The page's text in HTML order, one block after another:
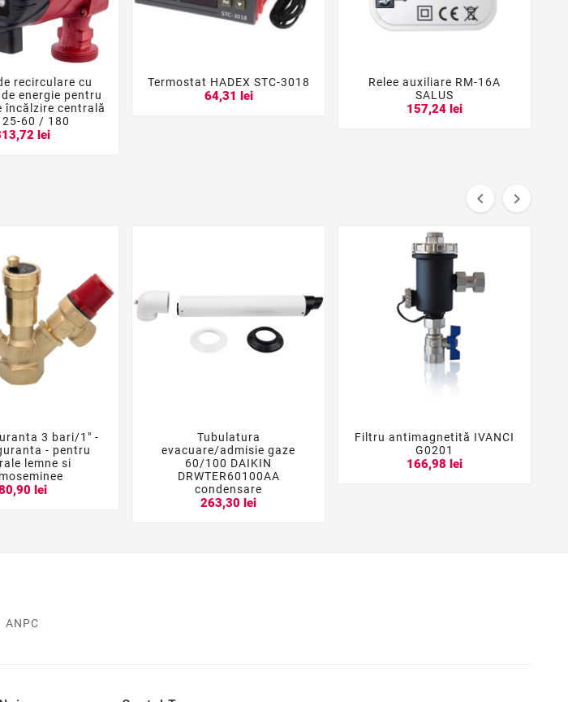
 
recirculare cu
energie pentru
încălzire centrală
25-60 / 180
lei

Termostat HADEX STC-3018
64,31 lei 
Relee auxiliare RM-16A
SALUS
157,24 lei
 
 
3 bari/1" -
- pentru
lemne si
lei
  
Tubulatura
evacuare/admisie gaze
60/100 DAIKIN
DRWTER60100AA
condensare
263,30 lei

Filtru antimagnetită IVANCI
G0201
166,98 lei
ANPC